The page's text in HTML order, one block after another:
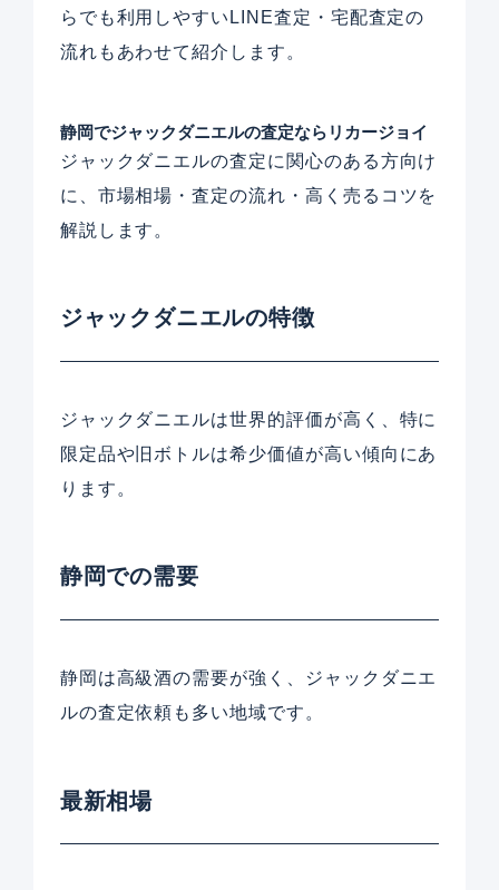
らでも利用しやすいLINE査定・宅配査定の
流れもあわせて紹介します。
静岡でジャックダニエルの査定ならリカージョイ
ジャックダニエルの査定に関心のある方向け
に、市場相場・査定の流れ・高く売るコツを
解説します。
ジャックダニエルの特徴
ジャックダニエルは世界的評価が高く、特に
限定品や旧ボトルは希少価値が高い傾向にあ
ります。
静岡での需要
静岡は高級酒の需要が強く、ジャックダニエ
ルの査定依頼も多い地域です。
最新相場